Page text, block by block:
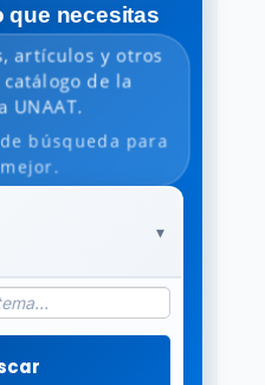
que necesitas
artículos y otros
de la
UNAAT.
búsqueda para